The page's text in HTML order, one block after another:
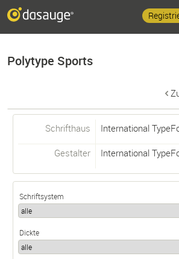
Polytype Sports
Schrifthaus International
Gestalter International
Schriftsystem
Dickte